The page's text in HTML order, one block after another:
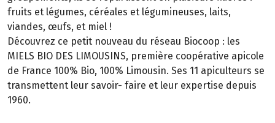
fruits et légumes, céréales et légumineuses, laits,
viandes, œufs, et miel !
Découvrez ce petit nouveau du réseau Biocoop : les
MIELS BIO DES LIMOUSINS, première coopérative apicole
de France 100% Bio, 100% Limousin. Ses 11 apiculteurs se
transmettent leur savoir- faire et leur expertise depuis
1960.